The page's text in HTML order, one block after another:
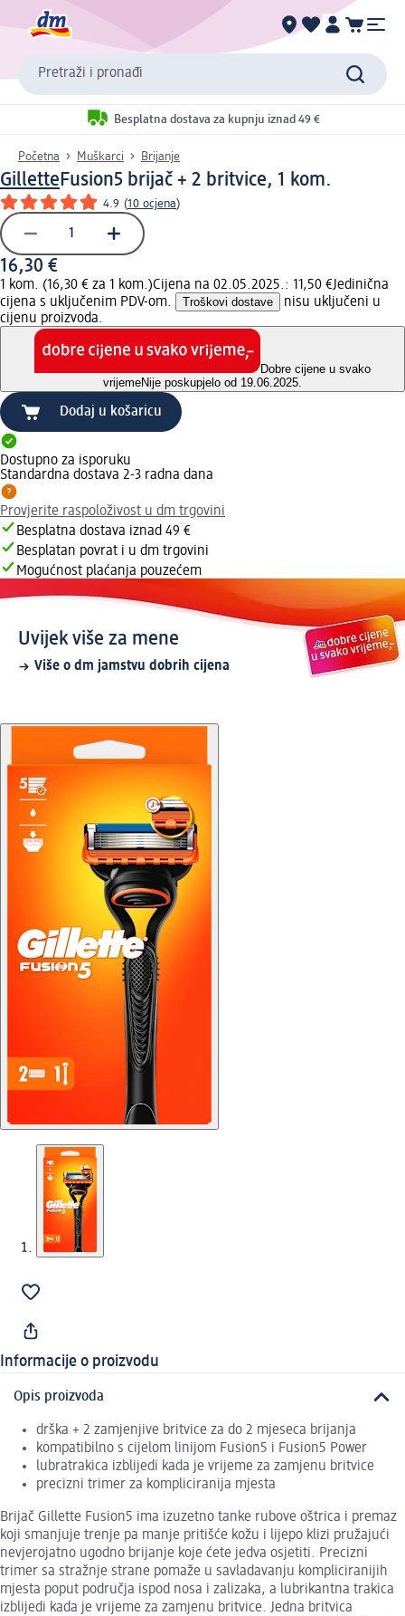
Pretraži i pronađi
Besplatna dostava za kupnju iznad 49 €
Početna Muškarci Brijanje
GilletteFusion5 brijač + 2 britvice, 1 kom.
4.9 (10 ocjena)
16,30 €
1 kom. (16,30 € za 1 kom.)Cijena na 02.05.2025.: 11,50 €Jedinična
cijena s uključenim PDV-om.
Troškovi dostave
nisu uključeni u
cijenu proizvoda.
Dobre cijene u svako
vrijemeNije poskupjelo od 19.06.2025.
Dodaj u košaricu
Dostupno za isporuku
Standardna dostava 2-3 radna dana
Provjerite raspoloživost u dm trgovini
Besplatna dostava iznad 49 €
Besplatan povrat i u dm trgovini
Mogućnost plaćanja pouzećem
Uvijek više za mene
Više o dm jamstvu dobrih cijena
Informacije o proizvodu
Opis proizvoda
drška + 2 zamjenjive britvice za do 2 mjeseca brijanja
kompatibilno s cijelom linijom Fusion5 i Fusion5 Power
lubratrakica izblijedi kada je vrijeme za zamjenu britvice
precizni trimer za kompliciranija mjesta
Brijač Gillette Fusion5 ima izuzetno tanke rubove oštrica i premaz
koji smanjuje trenje pa manje pritišće kožu i lijepo klizi pružajući
nevjerojatno ugodno brijanje koje ćete jedva osjetiti. Precizni
trimer sa stražnje strane pomaže u savladavanju kompliciranijih
mjesta poput područja ispod nosa i zalizaka, a lubrikantna trakica
izblijedi kada je vrijeme za zamjenu britvice. Jedna britvica